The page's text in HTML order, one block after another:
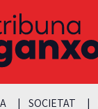
SOCIETAT